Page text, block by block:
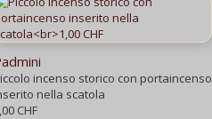
incenso storico con portaincenso
nella scatola
CHF